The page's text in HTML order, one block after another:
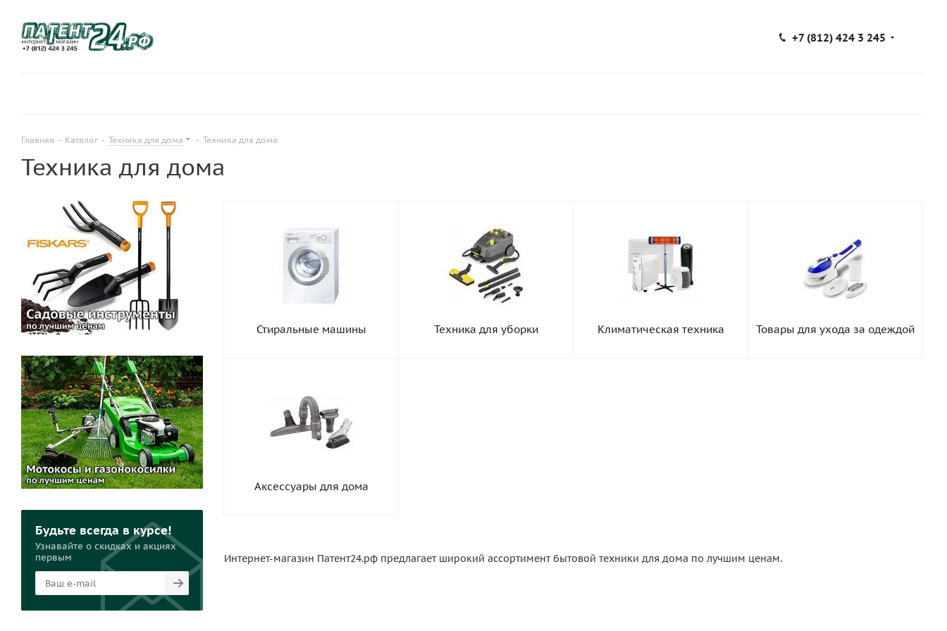
+7 (812) 424 3 245
Главная - Каталог - Техника для дома - Техника для дома
Техника для дома
Стиральные машины Техника для уборки Климатическая техника Товары для ухода за одеждой
Аксессуары для дома
Интернет-магазин Патент24.рф предлагает широкий ассортимент бытовой техники для дома по лучшим ценам.
Будьте всегда в курсе!
Узнавайте о скидках и акциях
первым